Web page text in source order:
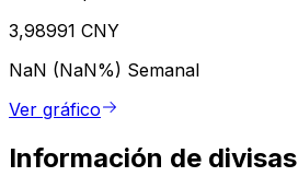
3,98991 CNY
NaN (NaN%) Semanal
Ver gráfico
Información de divisas